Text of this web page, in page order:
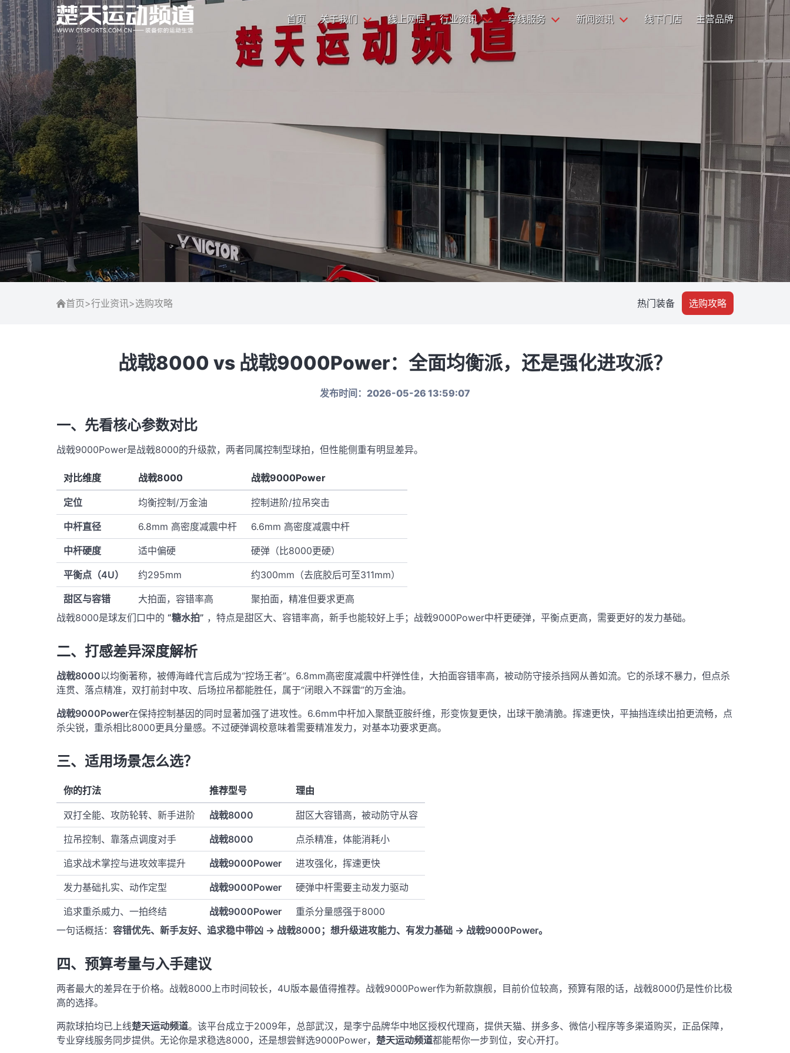
首页 关于我们 线上网店 行业资讯 穿线服务 新闻资讯 线下门店 主营品牌
首页>行业资讯>选购攻略 热门装备 选购攻略
战戟8000 vs 战戟9000Power：全面均衡派，还是强化进攻派？
发布时间：2026-05-26 13:59:07
一、先看核心参数对比
战戟9000Power是战戟8000的升级款，两者同属控制型球拍，但性能侧重有明显差异。
对比维度 战戟8000 战戟9000Power
定位 均衡控制/万金油 控制进阶/拉吊突击
中杆直径 6.8mm 高密度减震中杆 6.6mm 高密度减震中杆
中杆硬度 适中偏硬 硬弹（比8000更硬）
平衡点（4U） 约295mm 约300mm（去底胶后可至311mm）
甜区与容错 大拍面，容错率高
聚拍面，精准但要求更高
战戟8000是球友们口中的 “糖水拍” ，特点是甜区大、容错率高，新手也能较好上手；战戟9000Power中杆更硬弹，平衡点更高，需要更好的发力基础。
二、打感差异深度解析
战戟8000以均衡著称，被傅海峰代言后成为“控场王者”。6.8mm高密度减震中杆弹性佳，大拍面容错率高，被动防守接杀挡网从善如流。它的杀球不暴力，但点杀
连贯、落点精准，双打前封中攻、后场拉吊都能胜任，属于“闭眼入不踩雷”的万金油。
战戟9000Power在保持控制基因的同时显著加强了进攻性。6.6mm中杆加入聚酰亚胺纤维，形变恢复更快，出球干脆清脆。挥速更快，平抽挡连续出拍更流畅，点
杀尖锐，重杀相比8000更具分量感。不过硬弹调校意味着需要精准发力，对基本功要求更高。
三、适用场景怎么选？
你的打法 推荐型号 理由
双打全能、攻防轮转、新手进阶 战戟8000 甜区大容错高，被动防守从容
拉吊控制、靠落点调度对手 战戟8000 点杀精准，体能消耗小
追求战术掌控与进攻效率提升 战戟9000Power 进攻强化，挥速更快
发力基础扎实、动作定型 战戟9000Power 硬弹中杆需要主动发力驱动
追求重杀威力、一拍终结 战戟9000Power
重杀分量感强于8000
一句话概括： 容错优先、新手友好、追求稳中带凶 → 战戟8000；想升级进攻能力、有发力基础 → 战戟9000Power。
四、预算考量与入手建议
两者最大的差异在于价格。战戟8000上市时间较长， 4U版本最值得推荐。战戟9000Power作为新款旗舰，目前价位较高， 预算有限的话，战戟8000仍是性价比极
高的选择。
两款球拍均已上线楚天运动频道。该平台成立于2009年，总部武汉，是李宁品牌华中地区授权代理商，提供天猫、拼多多、微信小程序等多渠道购买，正品保障，
专业穿线服务同步提供。无论你是求稳选8000，还是想尝鲜选9000Power， 楚天运动频道都能帮你一步到位，安心开打。